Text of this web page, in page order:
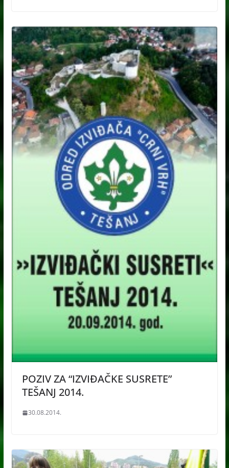
POZIV ZA “IZVIĐAČKE SUSRETE”
TEŠANJ 2014.
30.08.2014.